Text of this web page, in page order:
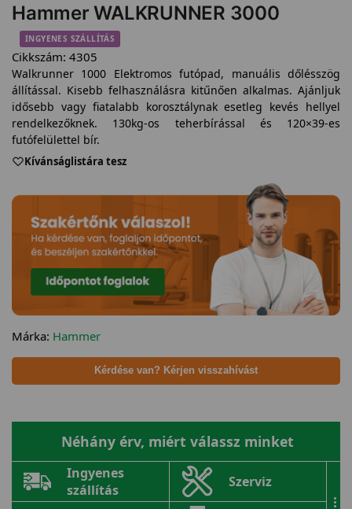
Hammer WALKRUNNER 3000
INGYENES SZÁLLÍTÁS
Cikkszám: 4305
Walkrunner 1000 Elektromos futópad, manuális dőlésszög
állítással. Kisebb felhasználásra kitűnően alkalmas. Ajánljuk
idősebb vagy fiatalabb korosztálynak esetleg kevés hellyel
rendelkezőknek. 130kg-os teherbírással és 120×39-es
futófelülettel bír.
Kívánságlistára tesz
Márka: Hammer
Kérdése van? Kérjen visszahívást
Néhány érv, miért válassz minket
Ingyenes
szállítás
Szerviz
...